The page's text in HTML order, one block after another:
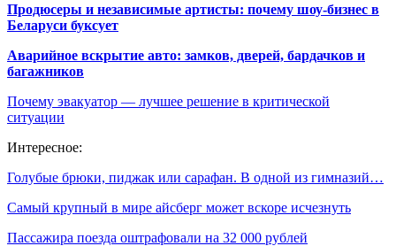
Продюсеры и независимые артисты: почему шоу-бизнес в
Беларуси буксует
Аварийное вскрытие авто: замков, дверей, бардачков и
багажников
Почему эвакуатор — лучшее решение в критической
ситуации
Интересное:
Голубые брюки, пиджак или сарафан. В одной из гимназий…
Самый крупный в мире айсберг может вскоре исчезнуть
Пассажира поезда оштрафовали на 32 000 рублей